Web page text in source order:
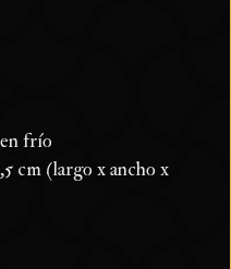
frío
cm (largo x ancho x